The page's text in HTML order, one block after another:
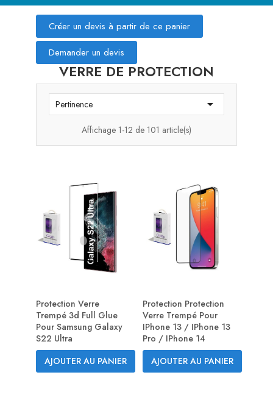
Créer un devis à partir de ce panier
Demander un devis
VERRE DE PROTECTION
Pertinence 
Affichage 1-12 de 101 article(s)
Protection Verre
Trempé 3d Full Glue
Pour Samsung Galaxy
S22 Ultra
AJOUTER AU PANIER
Protection Protection
Verre Trempé Pour
IPhone 13 / IPhone 13
Pro / IPhone 14
AJOUTER AU PANIER